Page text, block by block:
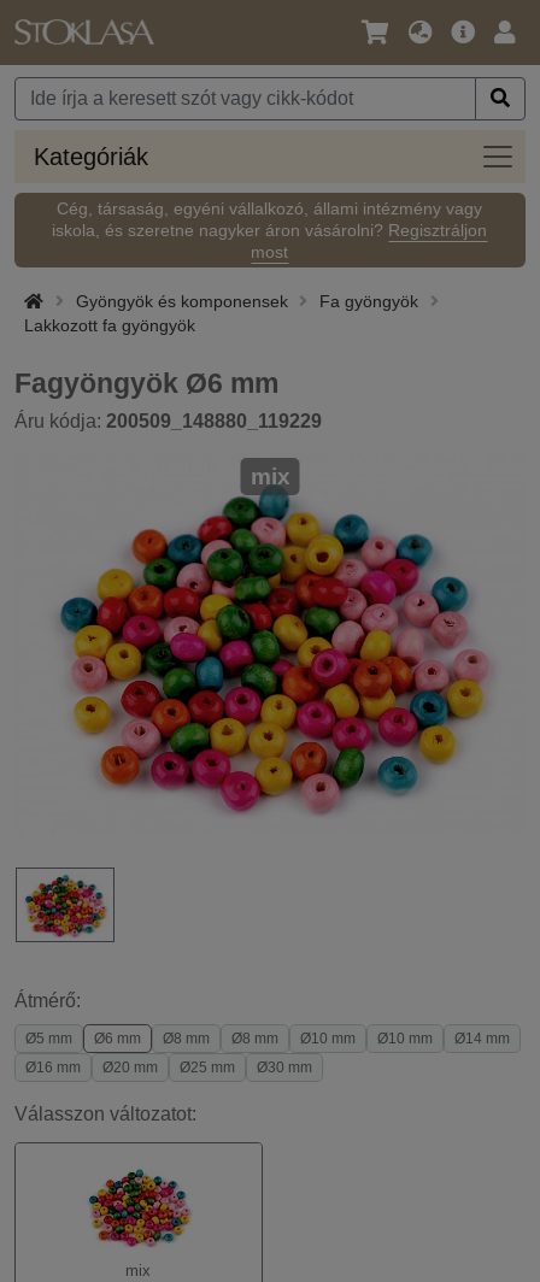
Nyelv
Pénznem
Fő
Kategóriák
Cég, társaság, egyéni vállalkozó, állami intézmény vagy
iskola, és szeretne nagyker áron vásárolni? Regisztráljon
most
Gyöngyök és komponensek
Fa gyöngyök
Lakkozott fa gyöngyök
Fagyöngyök Ø6 mm
Áru kódja: 200509_148880_119229
mix
Átmérő:
Ø5 mm Ø6 mm Ø8 mm Ø8 mm Ø10 mm Ø10 mm
Ø14 mm
Ø16 mm
Ø20 mm Ø25 mm Ø30 mm
Válasszon változatot:
mix